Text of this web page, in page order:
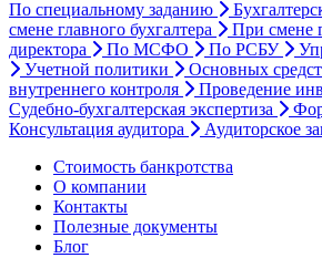
По специальному заданию
смене главного бухгалтера
При смене
директора
По МСФО По РСБУ
Учетной политики
Основных
внутреннего контроля
Проведение
Судебно-бухгалтерская экспертиза
Консультация аудитора
Аудиторское
Стоимость банкротства
О компании
Контакты
Полезные документы
Блог